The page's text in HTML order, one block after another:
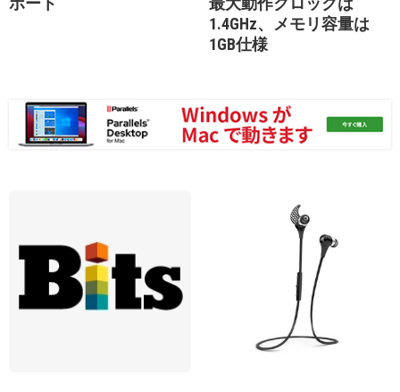
1.4GHz、メモリ容量は
1GB仕様